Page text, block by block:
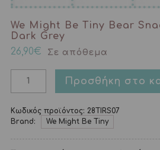
We Might Be Tiny Bear
Dark Grey
26,90€ Σε απόθεμα
Προσθήκη στο
Κωδικός προϊόντος: 28TIRS07
Brand:
We Might Be Tiny